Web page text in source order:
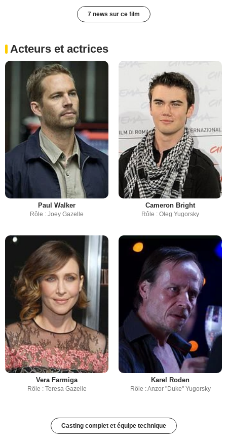
7 news sur ce film
Acteurs et actrices
Paul Walker
Rôle : Joey Gazelle
Cameron Bright
Rôle : Oleg Yugorsky
Vera Farmiga
Rôle : Teresa Gazelle
Karel Roden
Rôle : Anzor "Duke" Yugorsky
Casting complet et équipe technique